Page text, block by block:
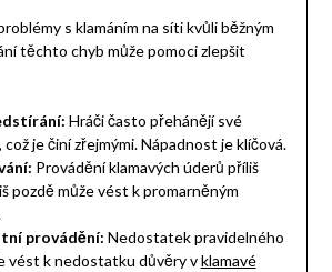
s klamáním na síti kvůli běžným
těchto chyb může pomoci zlepšit
Hráči často přehánějí své
je činí zřejmými. Nápadnost je klíčová.
Provádění klamavých úderů příliš
pozdě může vést k promarněným
provádění: Nedostatek pravidelného
vést k nedostatku důvěry vklamavé